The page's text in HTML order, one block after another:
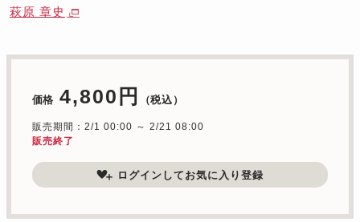
萩原 章史
価格 4,800円 （税込）
販売期間：2/1 00:00 ～ 2/21 08:00
販売終了
ログインしてお気に入り登録